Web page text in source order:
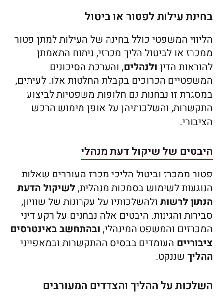
בחינת עילות לפטור או ביטול
הליווי המשפטי כולל בחינה של העילות למתן פטור
ממכרז או לביטול הליך מכרזי, ניתוח התאמתן
להוראות הדין ולנהלים, והערכת הסיכונים
המשפטיים הכרוכים בקבלת החלטות אלו. לעיתים,
במסגרת זו נבחנות גם חלופות משפטיות לביצוע
התקשרות, והשלכותיהן על אופן מימוש הרכש
הציבורי.
היבטים של שיקול דעת מנהלי
פטור ממכרז וביטול הליכי מכרז מעוררים שאלות
הנוגעות לשימוש בסמכות מנהלית,לשיקול הדעת
הנתון לרשות ולהשלכותיו על עקרונות של שוויון,
סבירות והגינות. היבטים אלה נבחנים על רקע דיני
המכרזים והמשפט המינהלי, ובהתחשב באינטרסים
ציבוריים העומדים בבסיס ההתקשרות ובמאפייני
ההליך שננקט.
השלכות על ההליך והצדדים המעורבים